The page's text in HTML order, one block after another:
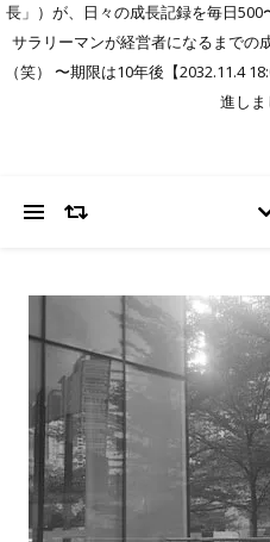
長」）が、日々の成長記録を毎日
サラリーマンが経営者になるまで
（笑） 〜期限は10年後【2032.11.4
進しま